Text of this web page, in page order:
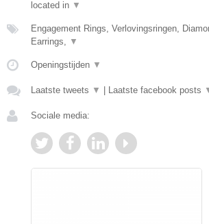
located in ▼
Engagement Rings, Verlovingsringen,
Earrings, ▼
Openingstijden ▼
Laatste tweets ▼ Laatste facebook posts
Sociale media: